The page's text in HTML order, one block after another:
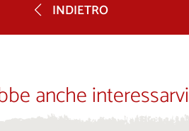
INDIETRO
anche interessarvi